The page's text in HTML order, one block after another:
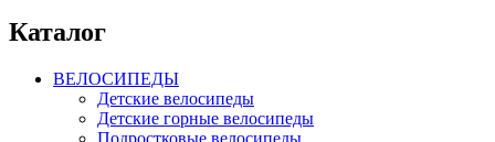
Каталог
ВЕЛОСИПЕДЫ
Детские велосипеды
Детские горные велосипеды
Подростковые велосипеды